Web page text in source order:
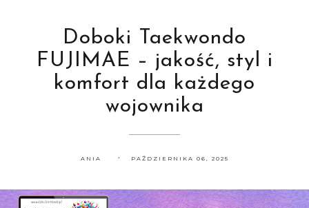
Doboki Taekwondo
FUJIMAE – jakość, styl i
komfort dla każdego
wojownika
ANIA PAŹDZIERNIKA 06, 2025